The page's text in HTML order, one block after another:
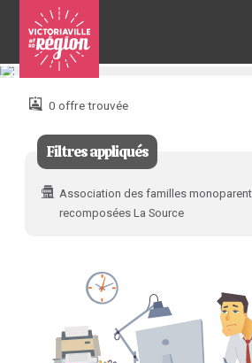
Pour
joindre 0 offre trouvée
Filtres appliqués
Association des familles
recomposées La Source